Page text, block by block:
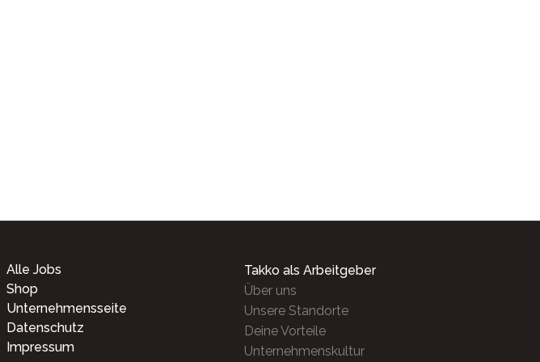
Alle Jobs
Shop
Unternehmensseite
Datenschutz
Impressum
Takko als Arbeitgeber
Über uns
Unsere Standorte
Deine Vorteile
Unternehmenskultur